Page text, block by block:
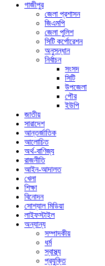
গাজীপুর
জেলা প্রশাসন
জিএমপি
জেলা পুলিশ
সিটি কর্পোরেশন
অনুসন্ধান
নির্বাচন
সংসদ
সিটি
উপজেলা
পৌর
ইউপি
জাতীয়
সারাদেশ
আন্তর্জাতিক
আলোচিত
অর্থ-বাণিজ্য
রাজনীতি
আইন-আদালত
খেলা
শিক্ষা
বিনোদন
সোশ্যাল মিডিয়া
লাইফস্টাইল
অন্যান্য
সম্পাদকীয়
ধর্ম
স্বাস্থ্য
প্রযুক্তি